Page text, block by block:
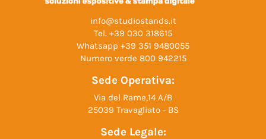
info@studiostands.it
Tel. +39 030 318615
Whatsapp +39 351 9480055
Numero verde 800 942215
Sede Operativa:
Via del Rame,14 A/B
25039 Travagliato - BS
Sede Legale: